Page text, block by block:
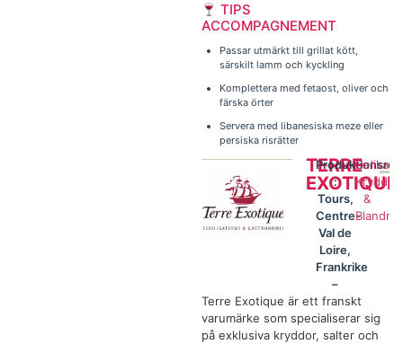
TIPS
ACCOMPAGNEMENT
Passar utmärkt till grillat kött,
särskilt lamm och kyckling
Komplettera med fetaost, oliver och
färska örter
Servera med libanesiska meze eller
persiska risrätter
TERRE
EXOTIQUE
:
Tours,
Centre-
Val de
Loire,
Frankrike
–
Kryddor
&
Terre Exotique är ett franskt
varumärke som specialiserar sig
på exklusiva kryddor, salter och